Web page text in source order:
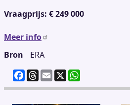
Vraagprijs: € 249 000
Meer info
Bron
ERA
F
a
c
T
h
re
E
m
ai
X
h
at